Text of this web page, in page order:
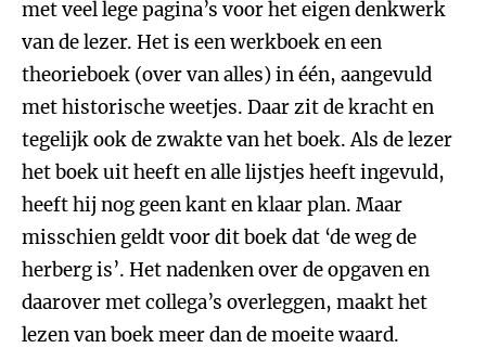
met veel lege pagina’s voor het eigen denkwerk
van de lezer. Het is een werkboek en een
theorieboek (over van alles) in één, aangevuld
met historische weetjes. Daar zit de kracht en
tegelijk ook de zwakte van het boek. Als de lezer
het boek uit heeft en alle lijstjes heeft ingevuld,
heeft hij nog geen kant en klaar plan. Maar
misschien geldt voor dit boek dat ‘de weg de
herberg is’. Het nadenken over de opgaven en
daarover met collega’s overleggen, maakt het
lezen van boek meer dan de moeite waard.